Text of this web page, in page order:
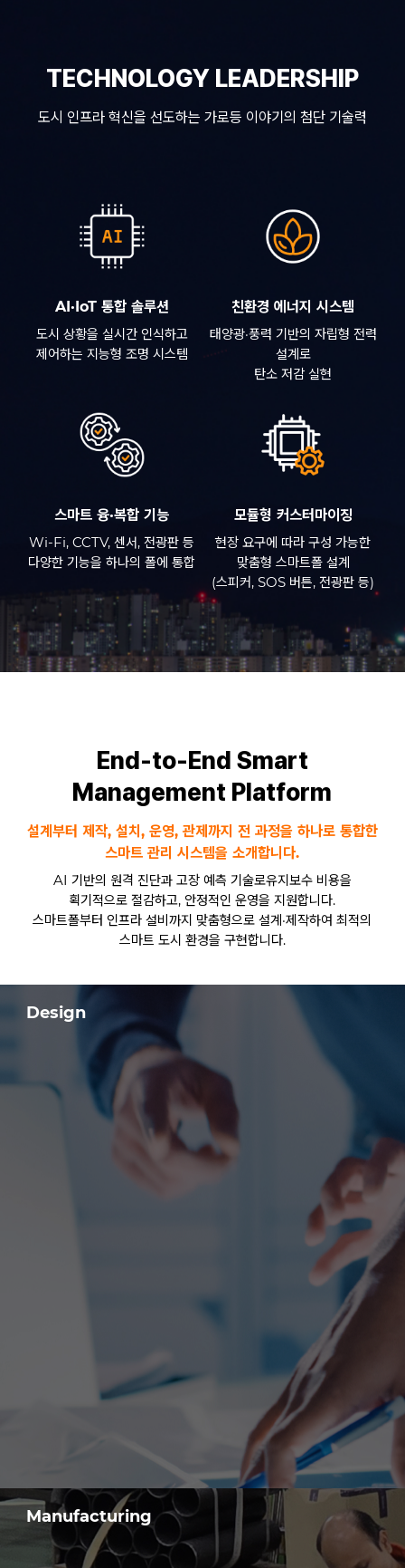
TECHNOLOGY LEADERSHIP
도시 인프라 혁신을 선도하는 가로등 이야기의 첨단 기술력
AI·IoT 통합 솔루션
도시 상황을 실시간 인식하고
제어하는 지능형 조명 시스템
친환경 에너지 시스템
태양광·풍력 기반의 자립형 전력
설계로
탄소 저감 실현
스마트 융·복합 기능
Wi-Fi, CCTV, 센서, 전광판 등
다양한 기능을 하나의 폴에 통합
모듈형 커스터마이징
현장 요구에 따라 구성 가능한
맞춤형 스마트폴 설계
(스피커, SOS 버튼, 전광판 등)
End-to-End Smart
Management Platform
설계부터 제작, 설치, 운영, 관제까지 전 과정을 하나로 통합한
스마트 관리 시스템을 소개합니다.
AI 기반의 원격 진단과 고장 예측 기술로유지보수 비용을
획기적으로 절감하고, 안정적인 운영을 지원합니다.
스마트폴부터 인프라 설비까지 맞춤형으로 설계·제작하여 최적의
스마트 도시 환경을 구현합니다.
Design
Manufacturing